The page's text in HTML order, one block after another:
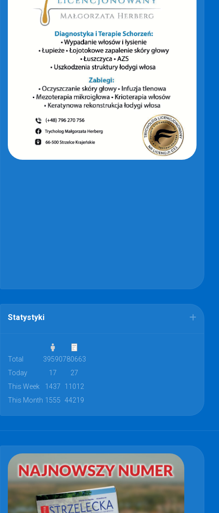
Statystyki
Total 39590780663
Today
17
27
This Week
1437
11012
This Month 1555 44219